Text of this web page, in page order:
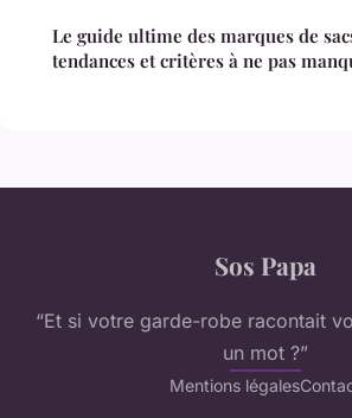
Le guide ultime des marques de
tendances et critères à ne pas
Sos Papa
“Et si votre garde-robe racontait
un mot ?”
Mentions légales